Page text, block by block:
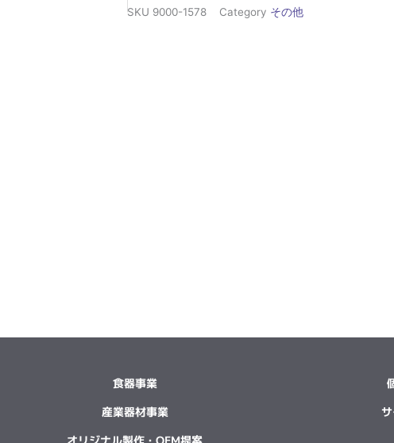
SKU 9000-1578 Category その他
食器事業
産業器材事業
オリジナル製作・OEM提案